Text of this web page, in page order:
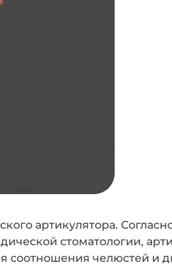
артикулятора.
стоматологии,
соотношения челюстей и